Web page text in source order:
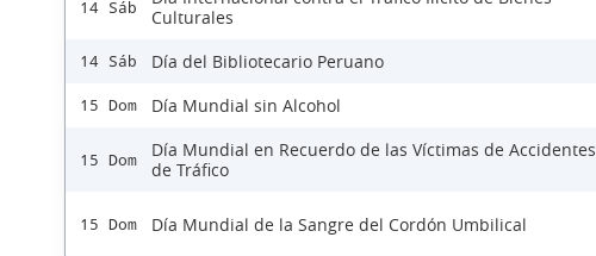
14 Sáb
Culturales
14 Sáb Día del Bibliotecario Peruano
15 Dom Día Mundial sin Alcohol
15 Dom
Día Mundial en Recuerdo de las Víctimas de Accidentes
de Tráfico
15 Dom Día Mundial de la Sangre del Cordón Umbilical